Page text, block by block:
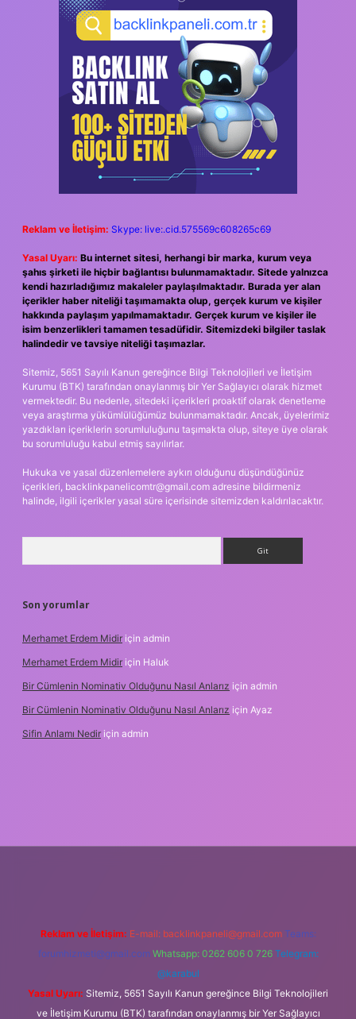
Reklam ve İletişim: Skype: live:.cid.575569c608265c69
Yasal Uyarı: Bu internet sitesi, herhangi bir marka, kurum veya
şahıs şirketi ile hiçbir bağlantısı bulunmamaktadır. Sitede yalnızca
kendi hazırladığımız makaleler paylaşılmaktadır. Burada yer alan
içerikler haber niteliği taşımamakta olup, gerçek kurum ve kişiler
hakkında paylaşım yapılmamaktadır. Gerçek kurum ve kişiler ile
isim benzerlikleri tamamen tesadüfidir. Sitemizdeki bilgiler taslak
halindedir ve tavsiye niteliği taşımazlar.
Sitemiz, 5651 Sayılı Kanun gereğince Bilgi Teknolojileri ve İletişim
Kurumu (BTK) tarafından onaylanmış bir Yer Sağlayıcı olarak hizmet
vermektedir. Bu nedenle, sitedeki içerikleri proaktif olarak denetleme
veya araştırma yükümlülüğümüz bulunmamaktadır. Ancak, üyelerimiz
yazdıkları içeriklerin sorumluluğunu taşımakta olup, siteye üye olarak
bu sorumluluğu kabul etmiş sayılırlar.
Hukuka ve yasal düzenlemelere aykırı olduğunu düşündüğünüz
içerikleri, backlinkpanelicomtr@gmail.com adresine bildirmeniz
halinde, ilgili içerikler yasal süre içerisinde sitemizden kaldırılacaktır.
Son yorumlar
Merhamet Erdem Midir için admin
Merhamet Erdem Midir için Haluk
Bir Cümlenin Nominativ Olduğunu Nasıl Anlarız için admin
Bir Cümlenin Nominativ Olduğunu Nasıl Anlarız için Ayaz
Sifin Anlamı Nedir için admin
Reklam ve İletişim: E-mail: backlinkpaneli@gmail.com Teams:
forumhizmeti@gmail.com Whatsapp: 0262 606 0 726 Telegram:
@karabul
Yasal Uyarı: Sitemiz, 5651 Sayılı Kanun gereğince Bilgi Teknolojileri
ve İletişim Kurumu (BTK) tarafından onaylanmış bir Yer Sağlayıcı